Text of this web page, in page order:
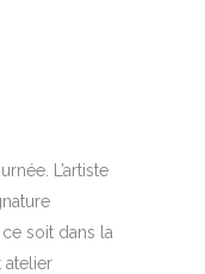
L’artiste
soit dans la
atelier